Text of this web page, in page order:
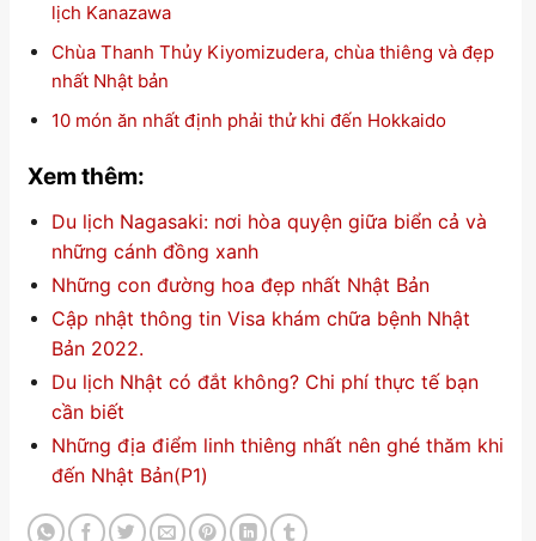
lịch Kanazawa
Chùa Thanh Thủy Kiyomizudera, chùa thiêng và đẹp
nhất Nhật bản
10 món ăn nhất định phải thử khi đến Hokkaido
Xem thêm:
Du lịch Nagasaki: nơi hòa quyện giữa biển cả và
những cánh đồng xanh
Những con đường hoa đẹp nhất Nhật Bản
Cập nhật thông tin Visa khám chữa bệnh Nhật
Bản 2022.
Du lịch Nhật có đắt không? Chi phí thực tế bạn
cần biết
Những địa điểm linh thiêng nhất nên ghé thăm khi
đến Nhật Bản(P1)